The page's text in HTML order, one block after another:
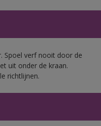
Spoel verf nooit door de
uit onder de kraan.
richtlijnen.